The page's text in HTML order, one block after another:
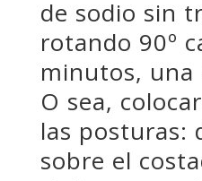
de sodio sin
rotando 90º
minutos,
O sea,
las posturas:
sobre el